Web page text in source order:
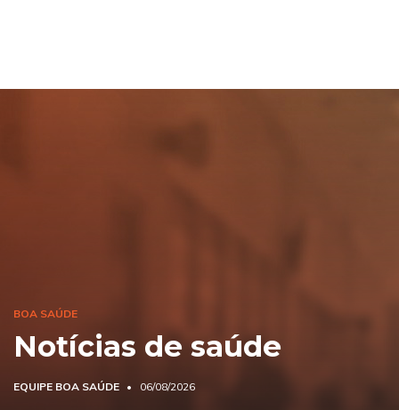
BOA SAÚDE
Notícias de saúde
EQUIPE BOA SAÚDE 06/08/2026